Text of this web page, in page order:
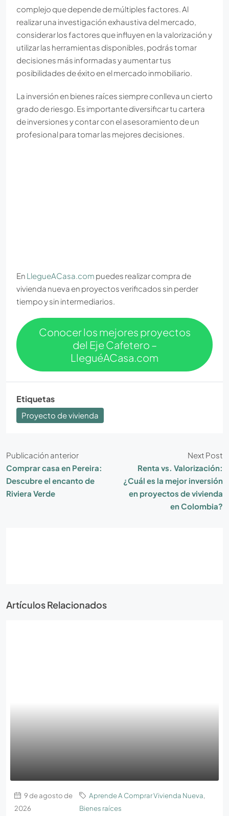
complejo que depende de múltiples factores. Al
realizar una investigación exhaustiva del mercado,
considerar los factores que influyen en la valorización y
utilizar las herramientas disponibles, podrás tomar
decisiones más informadas y aumentar tus
posibilidades de éxito en el mercado inmobiliario.
La inversión en bienes raíces siempre conlleva un cierto
grado de riesgo. Es importante diversificar tu cartera
de inversiones y contar con el asesoramiento de un
profesional para tomar las mejores decisiones.
En LlegueACasa.com puedes realizar compra de
vivienda nueva en proyectos verificados sin perder
tiempo y sin intermediarios.
Conocer los mejores proyectos
del Eje Cafetero –
LleguéACasa.com
Etiquetas
Proyecto de vivienda
Publicación anterior
Comprar casa en Pereira:
Descubre el encanto de
Riviera Verde
Next Post
Renta vs. Valorización:
¿Cuál es la mejor inversión
en proyectos de vivienda
en Colombia?
Artículos Relacionados
9 de agosto de
2026
Aprende A Comprar Vivienda Nueva,
Bienes raíces